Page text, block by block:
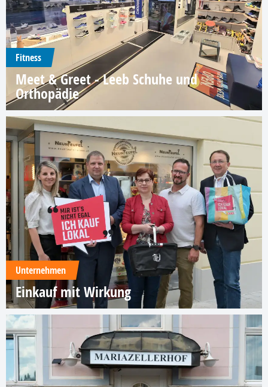
Fitness
Meet & Greet - Leeb Schuhe und
Orthopädie
Unternehmen
Einkauf mit Wirkung